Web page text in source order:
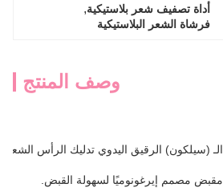
أداة تصفيف شعر بلاستيكية,
فرشاة الشعر البلاستيكية
وصف المنتج
الـ (سيلكون) الرقيق اليدوي تدليك الرأس
مقبض مصمم إيرغونوميًا لسهولة القبض.